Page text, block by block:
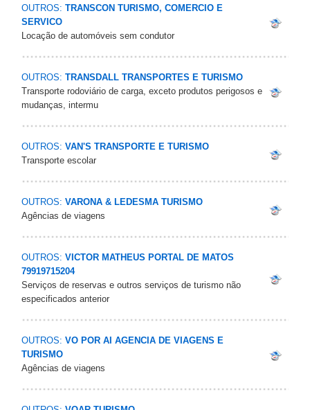
OUTROS: TRANSCON TURISMO, COMERCIO E
SERVICO
Locação de automóveis sem condutor
OUTROS: TRANSDALL TRANSPORTES E TURISMO
Transporte rodoviário de carga, exceto produtos perigosos e
mudanças, intermu
OUTROS: VAN'S TRANSPORTE E TURISMO
Transporte escolar
OUTROS: VARONA & LEDESMA TURISMO
Agências de viagens
OUTROS: VICTOR MATHEUS PORTAL DE MATOS
79919715204
Serviços de reservas e outros serviços de turismo não
especificados anterior
OUTROS: VO POR AI AGENCIA DE VIAGENS E
TURISMO
Agências de viagens